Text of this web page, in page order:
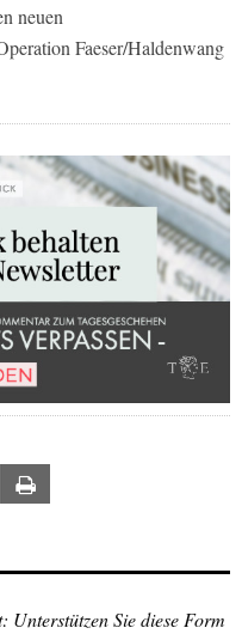
neuen
Faeser/Haldenwang
Email
Unterstützen Sie diese Form